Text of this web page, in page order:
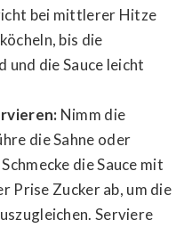
bei mittlerer Hitze
bis die
und die Sauce leicht
Nimm die
die Sahne oder
die Sauce mit
Prise Zucker ab, um die
Serviere